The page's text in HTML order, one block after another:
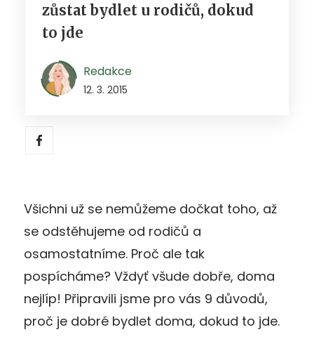
zůstat bydlet u rodičů, dokud
to jde
Redakce
12. 3. 2015
Všichni už se nemůžeme dočkat toho, až
se odstěhujeme od rodičů a
osamostatníme. Proč ale tak
pospícháme? Vždyť všude dobře, doma
nejlíp! Připravili jsme pro vás 9 důvodů,
proč je dobré bydlet doma, dokud to jde.